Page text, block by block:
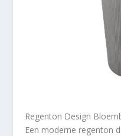
Regenton Design
Een moderne regenton